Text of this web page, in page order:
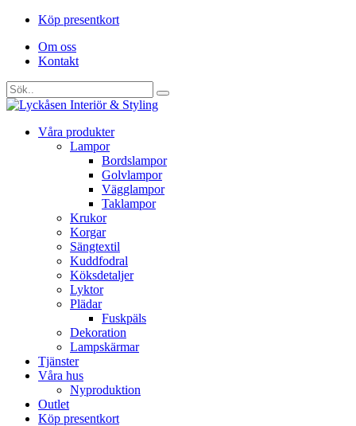
Köp presentkort
Om oss
Kontakt
Våra produkter
Lampor
Bordslampor
Golvlampor
Vägglampor
Taklampor
Krukor
Korgar
Sängtextil
Kuddfodral
Köksdetaljer
Lyktor
Plädar
Fuskpäls
Dekoration
Lampskärmar
Tjänster
Våra hus
Nyproduktion
Outlet
Köp presentkort